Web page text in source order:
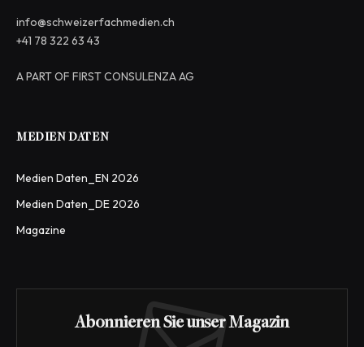
info@schweizerfachmedien.ch
+41 78 322 63 43
A PART OF FIRST CONSULENZA AG
MEDIEN DATEN
Medien Daten_EN 2026
Medien Daten_DE 2026
Magazine
Abonnieren Sie unser Magazin